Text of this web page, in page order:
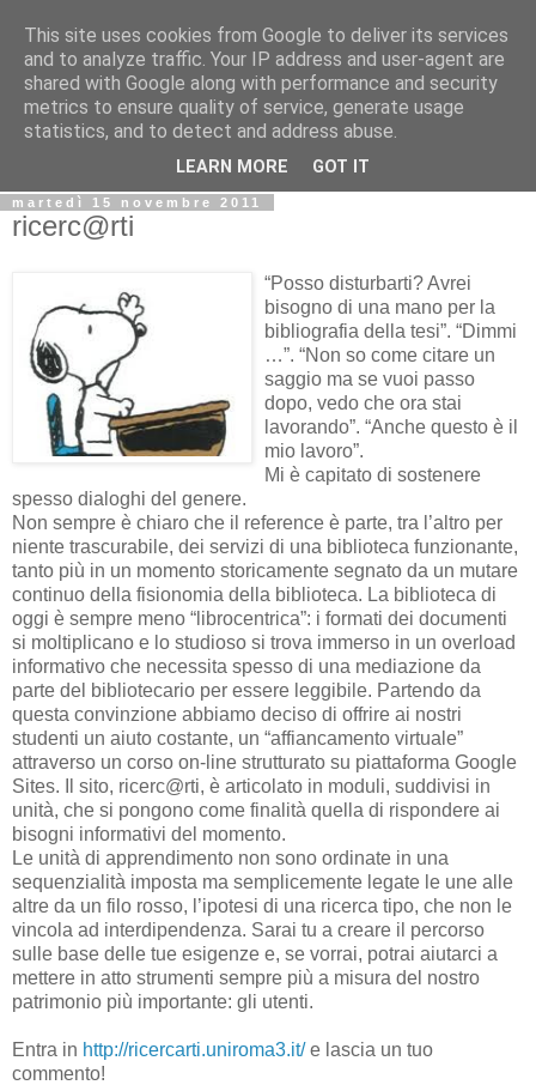
Biblio@rti in
Il Blog della Biblioteca di Area delle arti per condividere
informazioni iniziative incontri
martedì 15 novembre 2011
ricerc@rti
“Posso disturbarti? Avrei
bisogno di una mano per la
bibliografia della tesi”. “Dimmi
…”. “Non so come citare un
saggio ma se vuoi passo
dopo, vedo che ora stai
lavorando”. “Anche questo è il
mio lavoro”.
Mi è capitato di sostenere
spesso dialoghi del genere.
Non sempre è chiaro che il reference è parte, tra l’altro per
niente trascurabile, dei servizi di una biblioteca funzionante,
tanto più in un momento storicamente segnato da un mutare
continuo della fisionomia della biblioteca. La biblioteca di
oggi è sempre meno “librocentrica”: i formati dei documenti
si moltiplicano e lo studioso si trova immerso in un overload
informativo che necessita spesso di una mediazione da
parte del bibliotecario per essere leggibile. Partendo da
questa convinzione abbiamo deciso di offrire ai nostri
studenti un aiuto costante, un “affiancamento virtuale”
attraverso un corso on-line strutturato su piattaforma Google
Sites. Il sito, ricerc@rti, è articolato in moduli, suddivisi in
unità, che si pongono come finalità quella di rispondere ai
bisogni informativi del momento.
Le unità di apprendimento non sono ordinate in una
sequenzialità imposta ma semplicemente legate le une alle
altre da un filo rosso, l’ipotesi di una ricerca tipo, che non le
vincola ad interdipendenza. Sarai tu a creare il percorso
sulle base delle tue esigenze e, se vorrai, potrai aiutarci a
mettere in atto strumenti sempre più a misura del nostro
patrimonio più importante: gli utenti.
Entra in http://ricercarti.uniroma3.it/e lascia un tuo
commento!
This site uses cookies from Google to deliver its services
and to analyze traffic. Your IP address and user-agent are
shared with Google along with performance and security
metrics to ensure quality of service, generate usage
statistics, and to detect and address abuse.
LEARN MORE GOT IT